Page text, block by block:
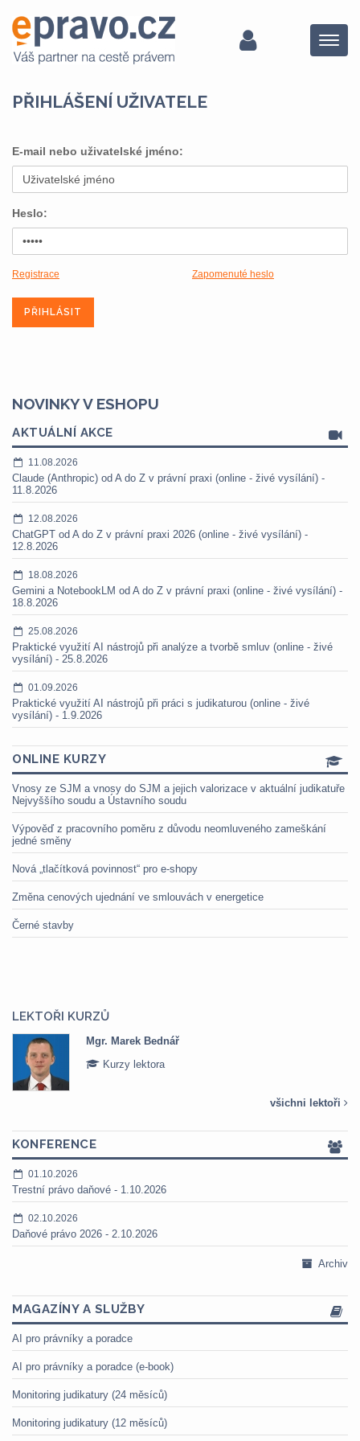
Menu
PŘIHLÁŠENÍ UŽIVATELE
E-mail nebo uživatelské jméno:
Heslo:
Registrace Zapomenuté heslo
NOVINKY V ESHOPU
AKTUÁLNÍ AKCE
11.08.2026
Claude (Anthropic) od A do Z v právní praxi (online - živé vysílání) -
11.8.2026
12.08.2026
ChatGPT od A do Z v právní praxi 2026 (online - živé vysílání) -
12.8.2026
18.08.2026
Gemini a NotebookLM od A do Z v právní praxi (online - živé vysílání) -
18.8.2026
25.08.2026
Praktické využití AI nástrojů při analýze a tvorbě smluv (online - živé
vysílání) - 25.8.2026
01.09.2026
Praktické využití AI nástrojů při práci s judikaturou (online - živé
vysílání) - 1.9.2026
ONLINE KURZY
Vnosy ze SJM a vnosy do SJM a jejich valorizace v aktuální judikatuře
Nejvyššího soudu a Ústavního soudu
Výpověď z pracovního poměru z důvodu neomluveného zameškání
jedné směny
Nová „tlačítková povinnost“ pro e-shopy
Změna cenových ujednání ve smlouvách v energetice
Černé stavby
LEKTOŘI KURZŮ
Mgr. Marek Bednář
Kurzy lektora
všichni lektoři
KONFERENCE
01.10.2026
Trestní právo daňové - 1.10.2026
02.10.2026
Daňové právo 2026 - 2.10.2026
Archiv
MAGAZÍNY A SLUŽBY
AI pro právníky a poradce
AI pro právníky a poradce (e-book)
Monitoring judikatury (24 měsíců)
Monitoring judikatury (12 měsíců)